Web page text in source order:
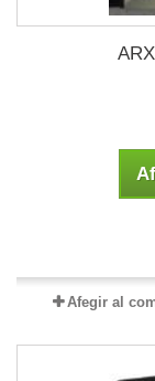
Afegir al